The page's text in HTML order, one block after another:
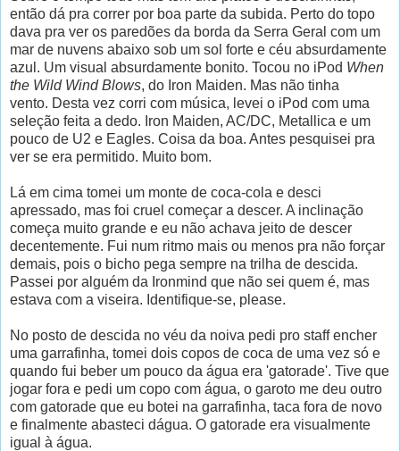
então dá pra correr por boa parte da subida. Perto do topo
dava pra ver os paredões da borda da Serra Geral com um
mar de nuvens abaixo sob um sol forte e céu absurdamente
azul. Um visual absurdamente bonito. Tocou no iPod When
the Wild Wind Blows, do Iron Maiden. Mas não tinha
vento. Desta vez corri com música, levei o iPod com uma
seleção feita a dedo. Iron Maiden, AC/DC, Metallica e um
pouco de U2 e Eagles. Coisa da boa. Antes pesquisei pra
ver se era permitido. Muito bom.
Lá em cima tomei um monte de coca-cola e desci
apressado, mas foi cruel começar a descer. A inclinação
começa muito grande e eu não achava jeito de descer
decentemente. Fui num ritmo mais ou menos pra não forçar
demais, pois o bicho pega sempre na trilha de descida.
Passei por alguém da Ironmind que não sei quem é, mas
estava com a viseira. Identifique-se, please.
No posto de descida no véu da noiva pedi pro staff encher
uma garrafinha, tomei dois copos de coca de uma vez só e
quando fui beber um pouco da água era 'gatorade'. Tive que
jogar fora e pedi um copo com água, o garoto me deu outro
com gatorade que eu botei na garrafinha, taca fora de novo
e finalmente abasteci dágua. O gatorade era visualmente
igual à água.